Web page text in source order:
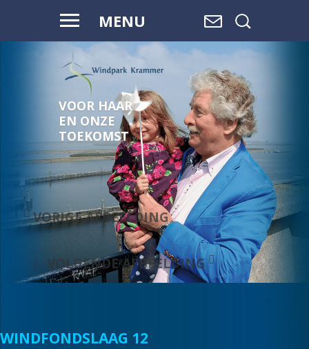
MENU
VOOR HAAR
EN ONZE
TOEKOMST
VORIGE AFBEELDING
VOLGENDE AFBEELDING
WINDFONDSLAAG 12